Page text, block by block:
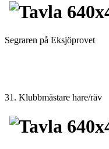
Segraren på Eksjöprovet
31. Klubbmästare hare/räv